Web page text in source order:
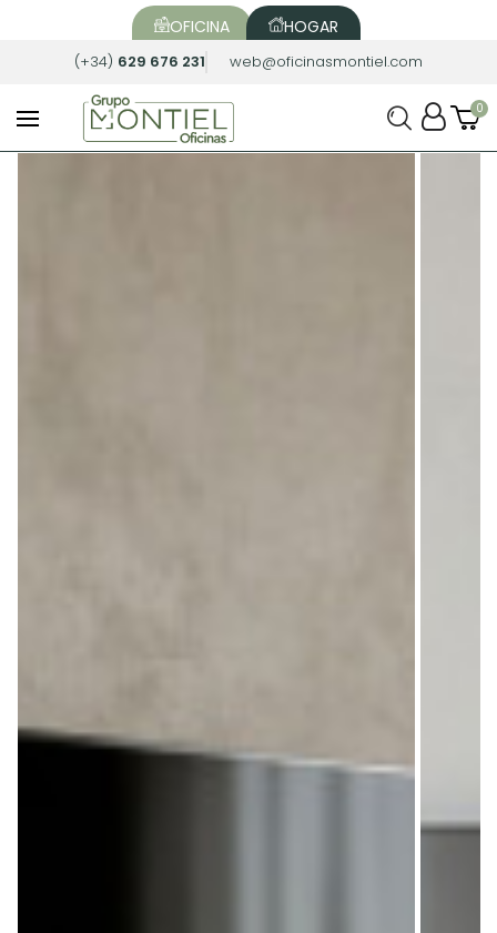
OFICINA HOGAR
(+34) 629 676 231 web@oficinasmontiel.com